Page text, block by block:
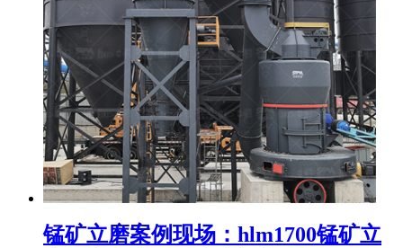
锰矿立磨案例现场：hlm1700锰矿立